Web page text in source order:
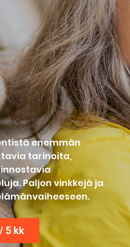
enemmän
tarinoita,
Paljon vinkkejä ja
5 kk